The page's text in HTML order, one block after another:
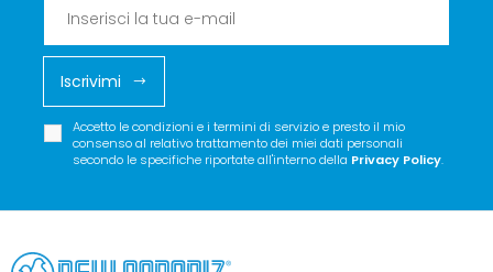
Iscrivimi
Accetto le condizioni e i termini di servizio e presto il mio
consenso al relativo trattamento dei miei dati personali
secondo le specifiche riportate all'interno della Privacy Policy.